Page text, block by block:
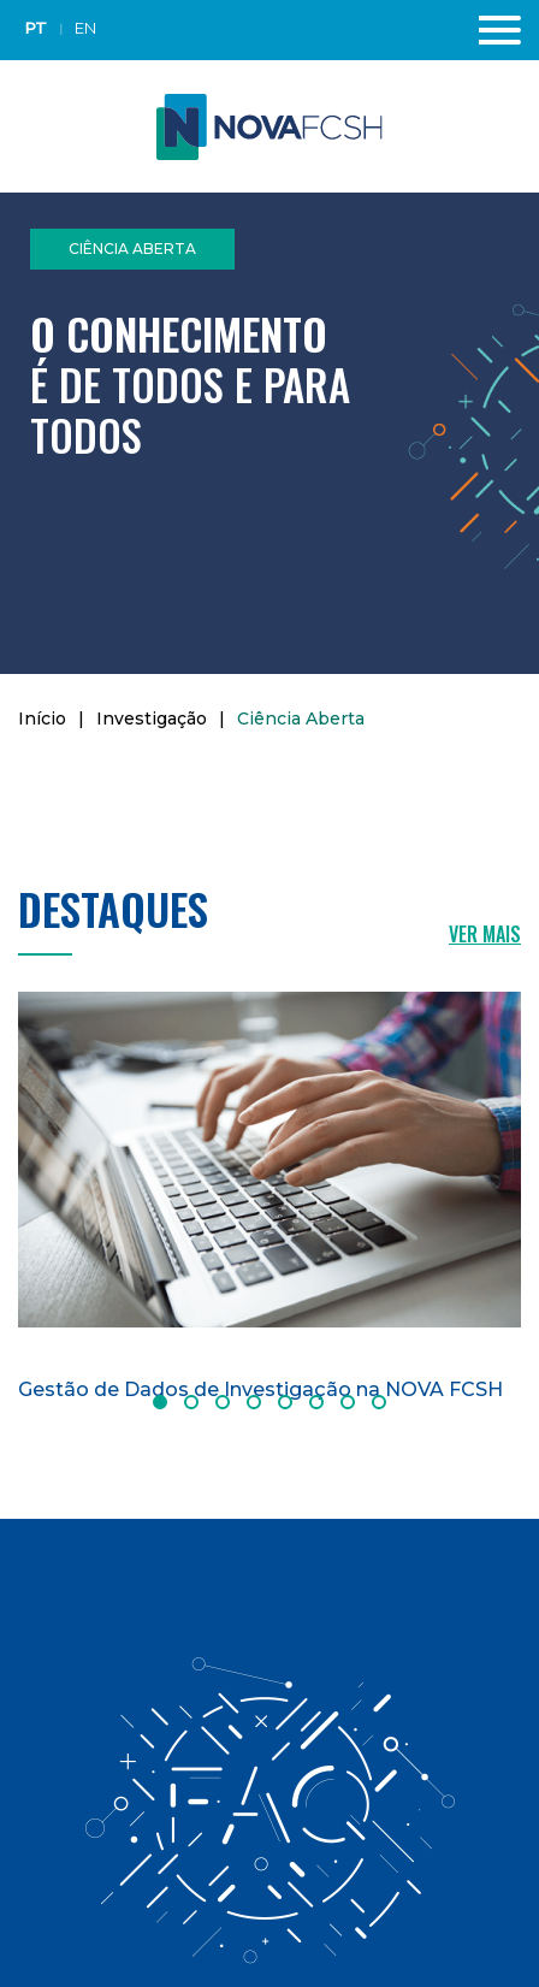
PT EN
CIÊNCIA ABERTA
O CONHECIMENTO
É DE TODOS E PARA
TODOS
Início | Investigação | Ciência Aberta
DESTAQUES VER MAIS
Gestão de Dados de Investigação na NOVA FCSH